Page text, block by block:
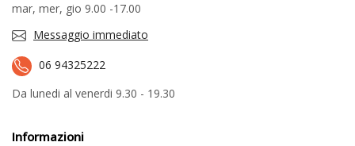
mar, mer, gio 9.00 -17.00
Messaggio immediato
06 94325222
Da lunedi al venerdi 9.30 - 19.30
Informazioni